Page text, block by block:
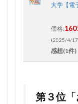
大学【電
価格:
(2025/4/17
感想(1件)
第３位